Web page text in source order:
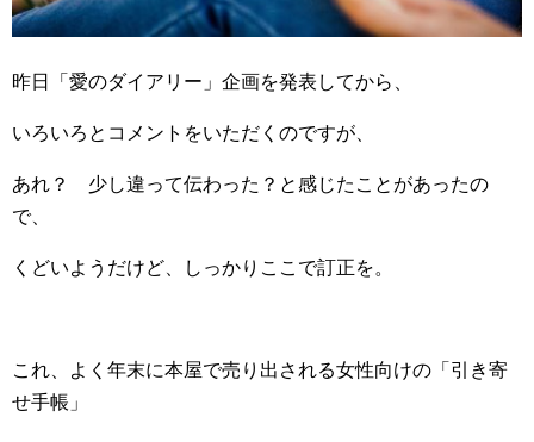
昨日「愛のダイアリー」企画を発表してから、
いろいろとコメントをいただくのですが、
あれ？ 少し違って伝わった？と感じたことがあったの
で、
くどいようだけど、しっかりここで訂正を。
これ、よく年末に本屋で売り出される女性向けの「引き寄
せ手帳」